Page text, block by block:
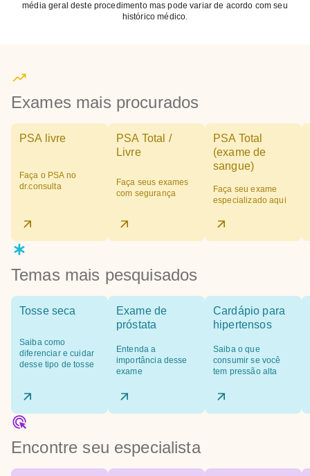
média geral deste procedimento mas pode variar de acordo com seu
histórico médico.
Exames mais procurados
PSA livre
Faça o PSA no
dr.consulta
PSA Total /
Livre
Faça seus exames
com segurança
PSA Total
(exame de
sangue)
Faça seu exame
especializado aqui
Temas mais pesquisados
Tosse seca
Saiba como
diferenciar e cuidar
desse tipo de tosse
Exame de
próstata
Entenda a
importância desse
exame
Cardápio para
hipertensos
Saiba o que
consumir se você
tem pressão alta
Encontre seu especialista